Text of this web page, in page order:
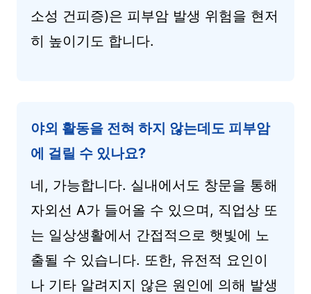
소성 건피증)은 피부암 발생 위험을 현저
히 높이기도 합니다.
야외 활동을 전혀 하지 않는데도 피부암
에 걸릴 수 있나요?
네, 가능합니다. 실내에서도 창문을 통해
자외선 A가 들어올 수 있으며, 직업상 또
는 일상생활에서 간접적으로 햇빛에 노
출될 수 있습니다. 또한, 유전적 요인이
나 기타 알려지지 않은 원인에 의해 발생